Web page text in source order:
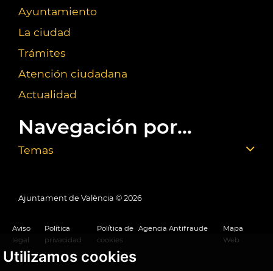
Utilizamos cookies
Ayuntamiento
La ciudad
Trámites
Atención ciudadana
Actualidad
Navegación por...
Temas
Ajuntament de València © 2026
Aviso
legal
Política
privacidad
Política de
cookies
Agencia Antifraude
Mapa
Web